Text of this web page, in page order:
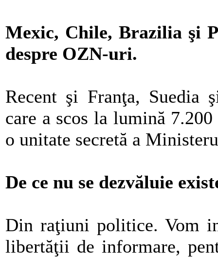
Mexic, Chile, Brazilia şi
despre OZN-uri.
Recent şi Franţa, Suedia
care a scos la lumină
o unitate secretă a
De ce nu se dezvăluie
Din raţiuni politice. Vom
libertăţii de informare,